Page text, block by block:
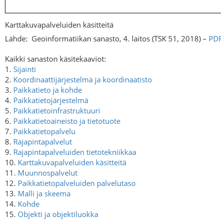
Karttakuvapalveluiden käsitteitä
Lähde: Geoinformatiikan sanasto, 4. laitos (TSK 51, 2018) –
Kaikki sanaston käsitekaaviot:
1. Sijainti
2. Koordinaattijärjestelmä ja koordinaatisto
3. Paikkatieto ja kohde
4. Paikkatietojärjestelmä
5. Paikkatietoinfrastruktuuri
6. Paikkatietoaineisto ja tietotuote
7. Paikkatietopalvelu
8. Rajapintapalvelut
9. Rajapintapalveluiden tietotekniikkaa
10. Karttakuvapalveluiden käsitteitä
11. Muunnospalvelut
12. Paikkatietopalveluiden palvelutaso
13. Malli ja skeema
14. Kohde
15. Objekti ja objektiluokka